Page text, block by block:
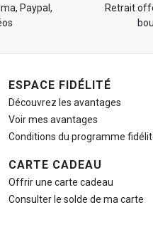
Paypal,
Retrait
ESPACE FIDÉLITÉ
Découvrez les avantages
Voir mes avantages
Conditions du programme
CARTE CADEAU
Offrir une carte cadeau
Consulter le solde de ma carte